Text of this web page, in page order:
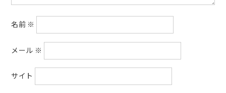
名前 ※
メール ※
サイト